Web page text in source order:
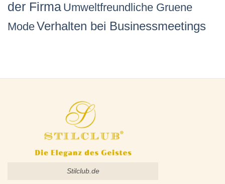
der Firma Umweltfreundliche Gruene
ModeVerhalten bei Businessmeetings
Stilclub.de